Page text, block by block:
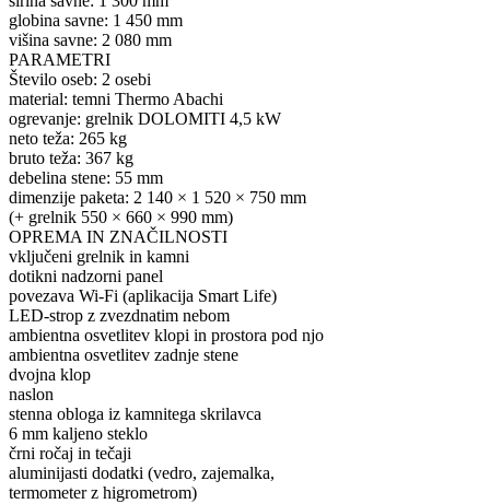
globina savne: 1 450 mm
višina savne: 2 080 mm
PARAMETRI
Število oseb: 2 osebi
material: temni Thermo Abachi
ogrevanje: grelnik DOLOMITI 4,5 kW
neto teža: 265 kg
bruto teža: 367 kg
debelina stene: 55 mm
dimenzije paketa: 2 140 × 1 520 × 750 mm
(+ grelnik 550 × 660 × 990 mm)
OPREMA IN ZNAČILNOSTI
vključeni grelnik in kamni
dotikni nadzorni panel
povezava Wi-Fi (aplikacija Smart Life)
LED-strop z zvezdnatim nebom
ambientna osvetlitev klopi in prostora pod njo
ambientna osvetlitev zadnje stene
dvojna klop
naslon
stenna obloga iz kamnitega skrilavca
6 mm kaljeno steklo
črni ročaj in tečaji
aluminijasti dodatki (vedro, zajemalka,
termometer z higrometrom)